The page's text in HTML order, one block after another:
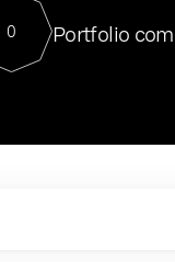
For our final Chat8VC of
Director of Generative AI and
sits at a very compelling vantage
0 Portfolio